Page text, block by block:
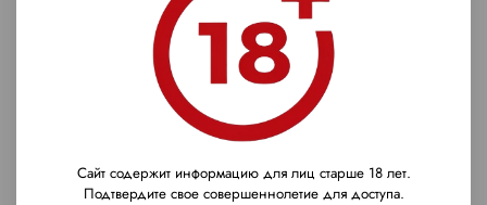
Сайт содержит информацию для лиц старше 18 лет.
Подтвердите свое совершеннолетие для доступа.